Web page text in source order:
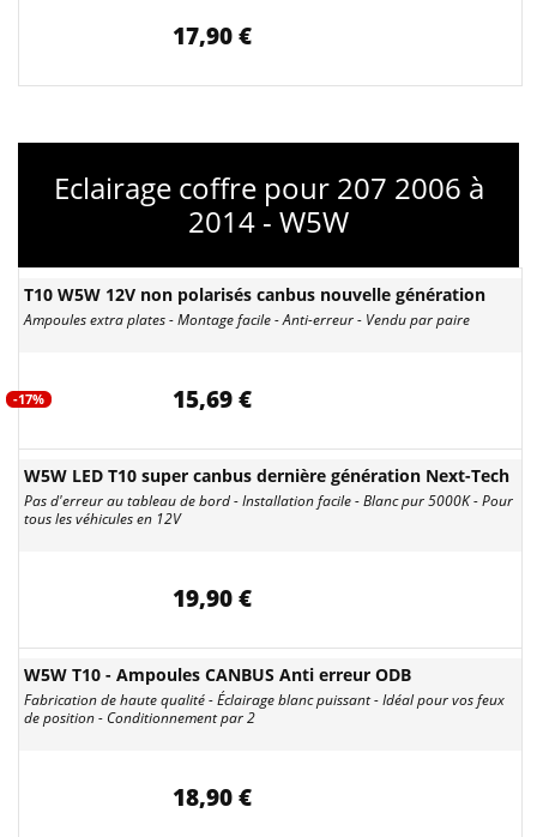
17,90 €
Eclairage coffre pour 207 2006 à
2014 - W5W
T10 W5W 12V non polarisés canbus nouvelle génération
Ampoules extra plates - Montage facile - Anti-erreur - Vendu par paire
-17% 15,69 €
W5W LED T10 super canbus dernière génération Next-Tech
Pas d'erreur au tableau de bord - Installation facile - Blanc pur 5000K - Pour
tous les véhicules en 12V
19,90 €
W5W T10 - Ampoules CANBUS Anti erreur ODB
Fabrication de haute qualité - Éclairage blanc puissant - Idéal pour vos feux
de position - Conditionnement par 2
18,90 €